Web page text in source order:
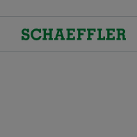
in Ihrem Medienkorb.